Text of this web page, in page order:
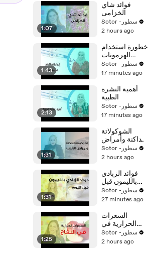
1:07
فوائد شاي
الخزامى
Sotor -سطور
2 hours ago
1:43
خطورة استخدام
الهرمونات
للرياضيينSotor -سطور
17 minutes ago
2:13
أهمية النشرة
الطبية
Sotor -سطور
17 minutes ago
1:31
الشوكولاتة
الداكنة وأمراض
القلب
Sotor -سطور
2 hours ago
1:31
فوائد الزبادي
بالليمون قبل
النوم
Sotor -سطور
27 minutes ago
1:25
السعرات
الحرارية في
التفاح
Sotor -سطور
2 hours ago